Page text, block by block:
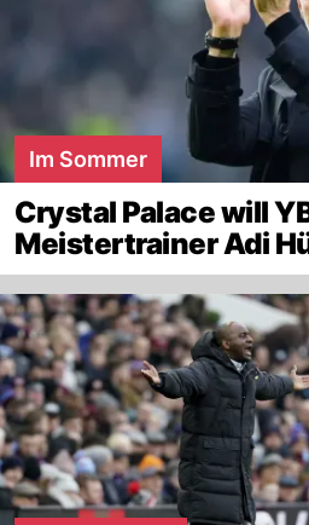
Im Sommer
Crystal Palace will
Meistertrainer Adi